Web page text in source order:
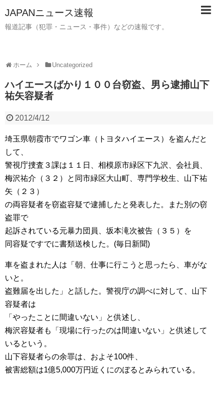
JAPANニュース速報
報道記事（犯罪・ニュース・事件）などの速報です。
ホーム Uncategorized
ハイエースばかり１００台窃盗、男ら逮捕山下
祐矢容疑者
2012/4/12
埼玉県朝霞市でワゴン車（トヨタハイエース）を盗んだと
して、
警視庁捜査３課は１１日、相模原市緑区下九沢、会社員、
梅沢祐介（３２）と同市緑区大山町、専門学校生、山下祐
矢（２３）
の両容疑者を窃盗容疑で逮捕したと発表した。また別の窃
盗罪で
起訴されている元暴力団員、坂本滝次被告（３５）を
同容疑ですでに書類送検した。(毎日新聞)
車を盗まれた人は「朝、仕事に行こうと思ったら、車がな
いと。
盗難届を出した」と話した。警視庁の調べに対して、山下
容疑者は
「やったことに間違いない」と供述し、
梅沢容疑者も「現場に行ったのは間違いない」と供述して
いるという。
山下容疑者らの余罪は、およそ100件、
被害総額は1億5,000万円近くにのぼるとみられている。